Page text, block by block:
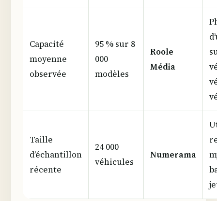
Capacité
moyenne
observée
95 % sur 8
000
modèles
Roole
Média
Taille
d’échantillon
récente
24 000
véhicules
Numerama